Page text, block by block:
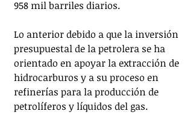
958 mil barriles diarios.
Lo anterior debido a que la inversión
presupuestal de la petrolera se ha
orientado en apoyar la extracción de
hidrocarburos y a su proceso en
refinerías para la producción de
petrolíferos y líquidos del gas.